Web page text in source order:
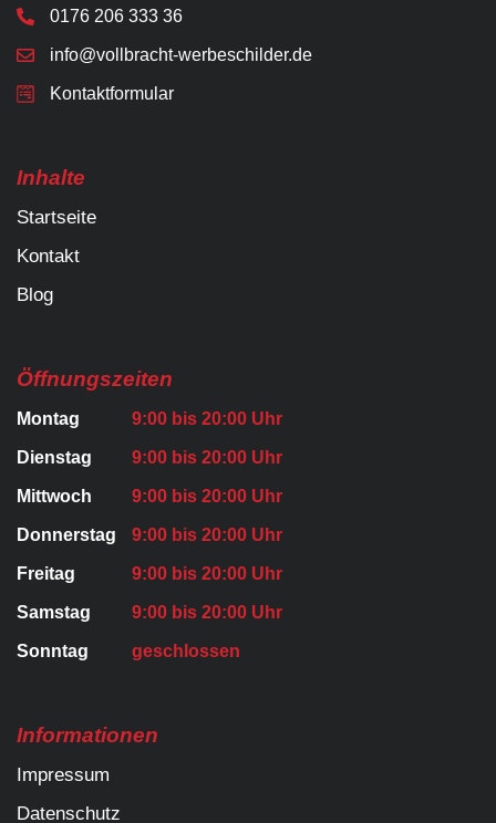
0176 206 333 36
info@vollbracht-werbeschilder.de
Kontaktformular
Inhalte
Startseite
Kontakt
Blog
Öffnungszeiten
Montag 9:00 bis 20:00 Uhr
Dienstag 9:00 bis 20:00 Uhr
Mittwoch 9:00 bis 20:00 Uhr
Donnerstag 9:00 bis 20:00 Uhr
Freitag 9:00 bis 20:00 Uhr
Samstag 9:00 bis 20:00 Uhr
Sonntag geschlossen
Informationen
Impressum
Datenschutz